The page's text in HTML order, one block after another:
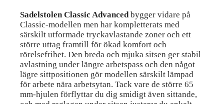
Sadelstolen Classic Advanced bygger vidare på
Classic-modellen men har kompletterats med
särskilt utformade tryckavlastande zoner och ett
större uttag framtill för ökad komfort och
rörelsefrihet. Den breda och mjuka sitsen ger stabil
avlastning under längre arbetspass och den något
lägre sittpositionen gör modellen särskilt lämpad
för arbete nära arbetsytan. Tack vare de större 65
mm-hjulen förflyttar du dig smidigt även sittande,